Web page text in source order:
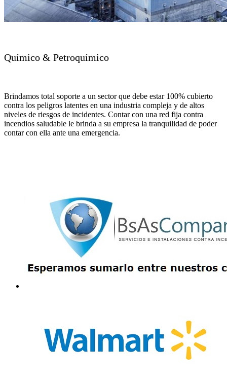
Químico & Petroquímico
Brindamos total soporte a un sector que debe estar 100% cubierto
contra los peligros latentes en una industria compleja y de altos
niveles de riesgos de incidentes. Contar con una red fija contra
incendios saludable le brinda a su empresa la tranquilidad de poder
contar con ella ante una emergencia.